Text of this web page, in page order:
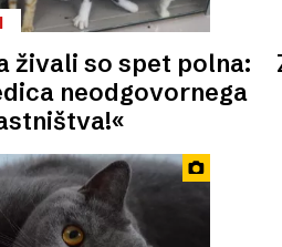
živali so spet polna:
neodgovornega